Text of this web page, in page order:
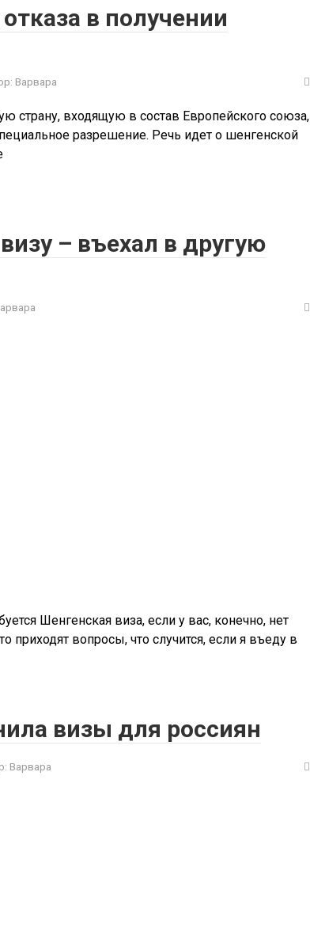
в получении
Варвара
страну, входящую в состав Европейского союза,
разрешение. Речь идет о шенгенской
– въехал в другую
Шенгенская виза, если у вас, конечно, нет
приходят вопросы, что случится, если я въеду в
визы для россиян
Варвара